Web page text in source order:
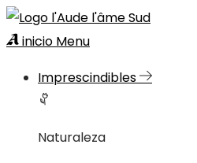
inicio Menu
Imprescindibles
Naturaleza